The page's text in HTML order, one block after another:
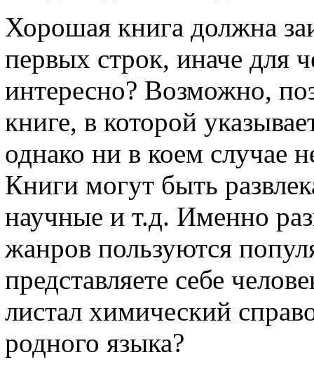
Хорошая книга должна
первых строк, иначе для
интересно? Возможно,
книге, в которой
однако ни в коем случае
Книги могут быть
научные и т.д. Именно
жанров пользуются
представляете себе
листал химический
родного языка?